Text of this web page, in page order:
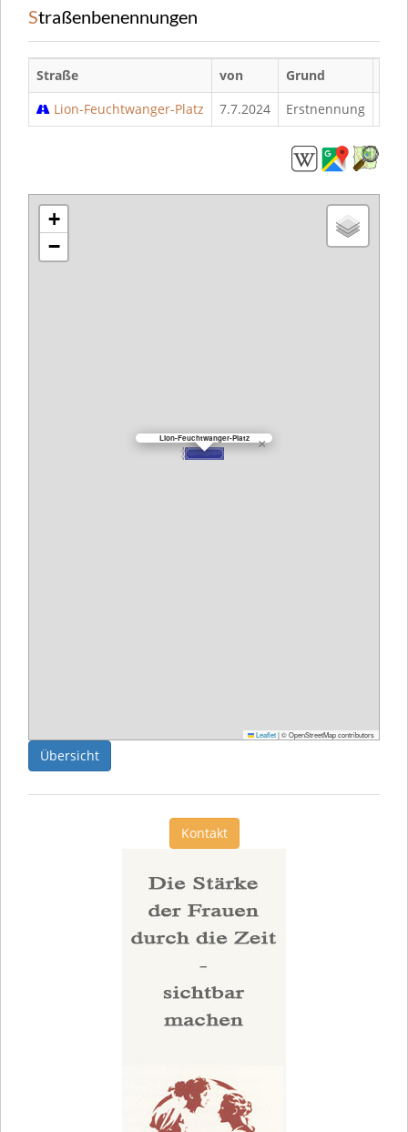
Straßenbenennungen
Straße von Grund
Lion-Feuchtwanger-Platz
7.7.2024 Erstnennung
Lion-Feuchtwanger-Platz ×
+
−
Leaflet|© OpenStreetMap contributors
Übersicht
Kontakt